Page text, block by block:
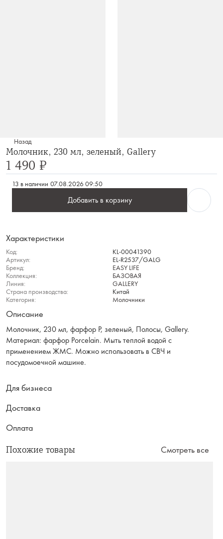
Назад
Молочник, 230 мл, зеленый, Gallery
1 490 ₽
13 в наличии 07.08.2026 09:50
Добавить в корзину
Характеристики
Код:
KL-00041390
Артикул:
EL-R2537/GALG
Бренд:
EASY LIFE
Коллекция:
БАЗОВАЯ
Линия:
GALLERY
Страна производства:
Китай
Категория:
Молочники
Описание
Молочник, 230 мл, фарфор P, зеленый, Полосы, Gallery.
Материал: фарфор Рorcelain. Мыть теплой водой с
применением ЖМС. Можно использовать в СВЧ и
посудомоечной машине.
Для бизнеса
Доставка
Оплата
Похожие товары Смотреть все